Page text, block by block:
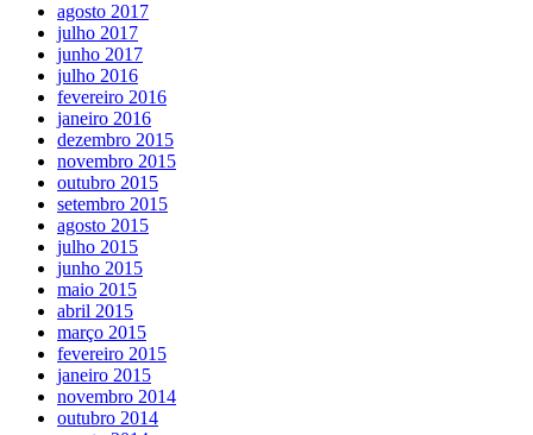
agosto 2017
julho 2017
junho 2017
julho 2016
fevereiro 2016
janeiro 2016
dezembro 2015
novembro 2015
outubro 2015
setembro 2015
agosto 2015
julho 2015
junho 2015
maio 2015
abril 2015
março 2015
fevereiro 2015
janeiro 2015
novembro 2014
outubro 2014